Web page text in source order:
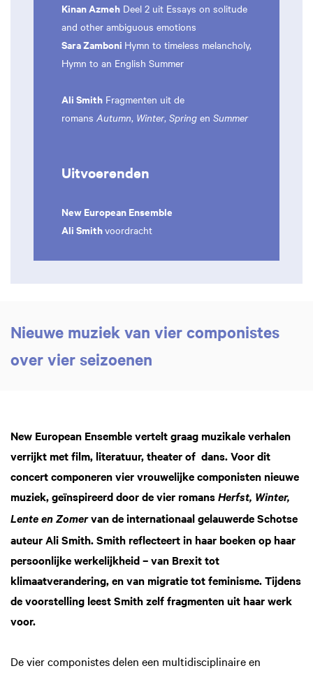
Kinan Azmeh Deel 2 uit Essays on solitude
and other ambiguous emotions
Sara Zamboni Hymn to timeless melancholy,
Hymn to an English Summer
Ali Smith Fragmenten uit de
romans Autumn, Winter, Spring en Summer
Uitvoerenden
New European Ensemble
Ali Smithvoordracht
Nieuwe muziek van vier componistes
over vier seizoenen
New European Ensemble vertelt graag muzikale verhalen
verrijkt met film, literatuur, theater of dans. Voor dit
concert componeren vier vrouwelijke componisten nieuwe
muziek, geïnspireerd door de vier romans Herfst, Winter,
Lente en Zomervan de internationaal gelauwerde Schotse
auteur Ali Smith. Smith reflecteert in haar boeken op haar
persoonlijke werkelijkheid – van Brexit tot
klimaatverandering, en van migratie tot feminisme. Tijdens
de voorstelling leest Smith zelf fragmenten uit haar werk
voor.
De vier componistes delen een multidisciplinaire en